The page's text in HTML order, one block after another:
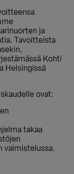
ja
Tavoitteista
Kohti
Helsingissä
ovat:
takaa
valmistelussa.